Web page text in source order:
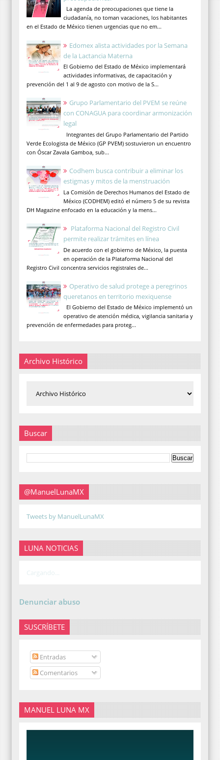
La agenda de preocupaciones que tiene la
ciudadanía, no toman vacaciones, los habitantes
en el Estado de México tienen urgencias que no em...
Edomex alista actividades por la Semana
de la Lactancia Materna
El Gobierno del Estado de México implementará
actividades informativas, de capacitación y
prevención del 1 al 9 de agosto con motivo de la S...
Grupo Parlamentario del PVEM se reúne
con CONAGUA para coordinar armonización
legal
Integrantes del Grupo Parlamentario del Partido
Verde Ecologista de México (GP PVEM) sostuvieron un encuentro
con Óscar Zavala Gamboa, sub...
Codhem busca contribuir a eliminar los
estigmas y mitos de la menstruación
La Comisión de Derechos Humanos del Estado de
México (CODHEM) editó el número 5 de su revista
DH Magazine enfocado en la educación y la mens...
Plataforma Nacional del Registro Civil
permite realizar trámites en línea
De acuerdo con el gobierno de México, la puesta
en operación de la Plataforma Nacional del
Registro Civil concentra servicios registrales de...
Operativo de salud protege a peregrinos
queretanos en territorio mexiquense
El Gobierno del Estado de México implementó un
operativo de atención médica, vigilancia sanitaria y
prevención de enfermedades para proteg...
Archivo Histórico
Buscar
@ManuelLunaMX
Tweets by ManuelLunaMX
LUNA NOTICIAS
Cargando...
Denunciar abuso
SUSCRÍBETE
Entradas
Comentarios
MANUEL LUNA MX